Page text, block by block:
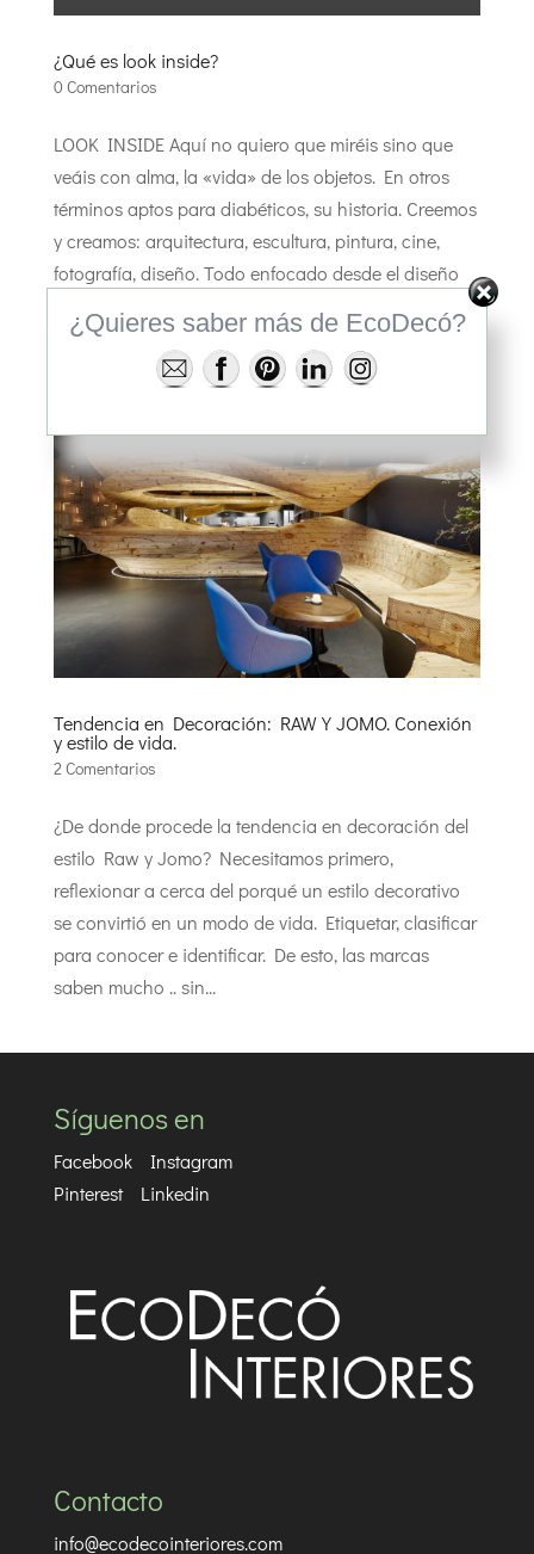
¿Qué es look inside?
0 Comentarios
LOOK INSIDE Aquí no quiero que miréis sino que
veáis con alma, la «vida» de los objetos. En otros
términos aptos para diabéticos, su historia. Creemos
y creamos: arquitectura, escultura, pintura, cine,
fotografía, diseño. Todo enfocado desde el diseño
Tendencia en Decoración: RAW Y JOMO. Conexión
y estilo de vida.
2 Comentarios
¿De donde procede la tendencia en decoración del
estilo Raw y Jomo? Necesitamos primero,
reflexionar a cerca del porqué un estilo decorativo
se convirtió en un modo de vida. Etiquetar, clasificar
para conocer e identificar. De esto, las marcas
saben mucho .. sin...
Síguenos en
Facebook
Instagram
Pinterest
Linkedin
Contacto
info@ecodecointeriores.com
¿Quieres saber más de EcoDecó?